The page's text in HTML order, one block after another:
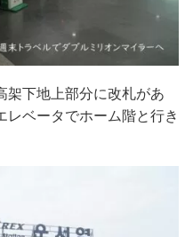
架下地上部分に改札があ
レベータでホーム階と行き